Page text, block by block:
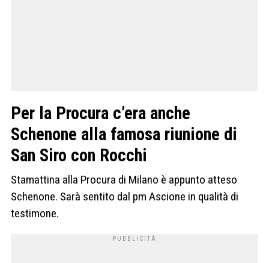
Per la Procura c’era anche
Schenone alla famosa riunione di
San Siro con Rocchi
Stamattina alla Procura di Milano è appunto atteso
Schenone. Sarà sentito dal pm Ascione in qualità di
testimone.